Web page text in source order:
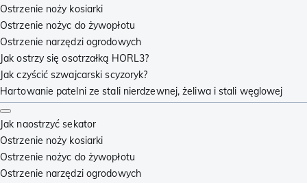
Ostrzenie noży kosiarki
Ostrzenie nożyc do żywopłotu
Ostrzenie narzędzi ogrodowych
Jak ostrzy się osotrzałką HORL3?
Jak czyścić szwajcarski scyzoryk?
Hartowanie patelni ze stali nierdzewnej, żeliwa i stali węglowej
Jak naostrzyć sekator
Ostrzenie noży kosiarki
Ostrzenie nożyc do żywopłotu
Ostrzenie narzędzi ogrodowych